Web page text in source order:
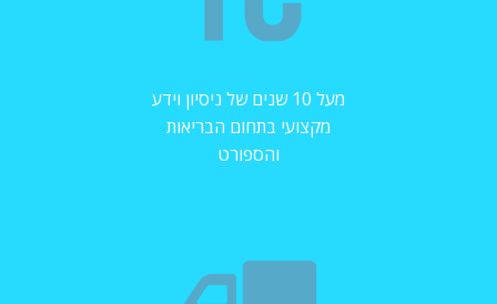
מעל 10 שנים של ניסיון וידע
מקצועי בתחום הבריאות
והספורט